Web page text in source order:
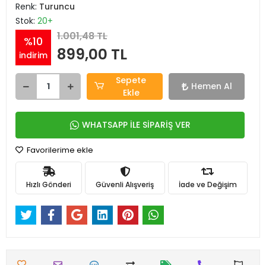
Renk: Turuncu
Stok: 20+
%10
indirim
1.001,48 TL
899,00 TL
Sepete
Ekle
Hemen Al
WHATSAPP İLE SİPARİŞ VER
Favorilerime ekle
Hızlı Gönderi Güvenli Alışveriş İade ve Değişim